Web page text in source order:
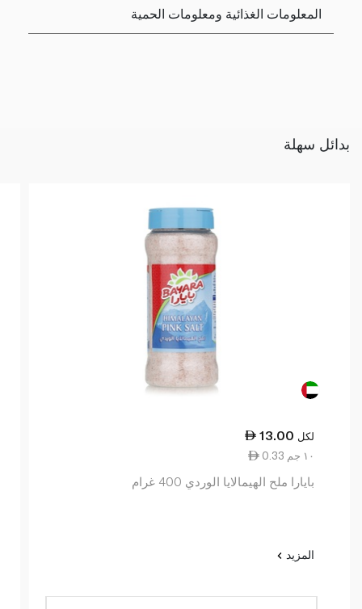
المعلومات الغذائية ومعلومات الحمية
بدائل سهلة
13.00 لكل
0.33 ١٠ جم
بايارا ملح الهيمالايا الوردي 400 غرام
المزيد